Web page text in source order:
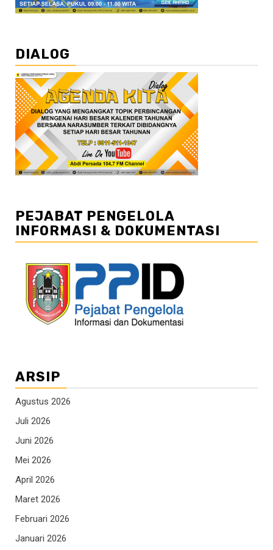
DIALOG
PEJABAT PENGELOLA
INFORMASI & DOKUMENTASI
ARSIP
Agustus 2026
Juli 2026
Juni 2026
Mei 2026
April 2026
Maret 2026
Februari 2026
Januari 2026